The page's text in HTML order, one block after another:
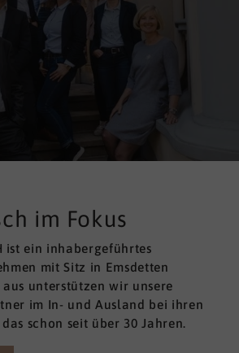
im Fokus
ist ein inhabergeführtes
mit Sitz in Emsdetten
aus unterstützen wir unsere
im In- und Ausland bei ihren
schon seit über 30 Jahren.